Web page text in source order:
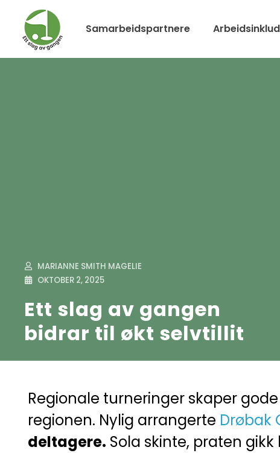
Samarbeidspartnere
MARIANNE SMITH MAGELIE
OKTOBER 2, 2025
Ett slag av gangen
bidrar til økt selvtillit
Regionale turneringer skaper
regionen. Nylig arrangerte Drøbak
deltagere. Sola skinte, praten